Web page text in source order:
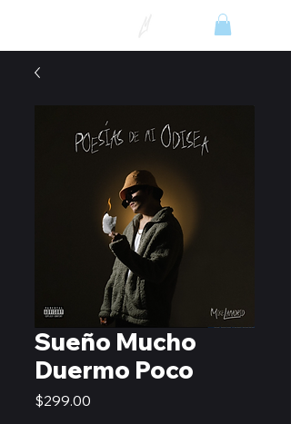
Sueño Mucho
Duermo Poco
$299.00